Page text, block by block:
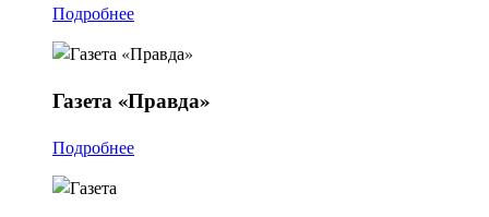
Подробнее
Газета«Правда»
Подробнее